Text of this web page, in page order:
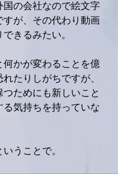
国の会社なので絵文字
が、その代わり動画
きるみたい。
何かが変わることを億
たりしがちですが、
ためにも新しいこと
る気持ちを持っていな
うことで。